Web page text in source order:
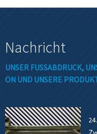
Nachricht
UNSER FUSSABDRUCK,
N UND UNSERE